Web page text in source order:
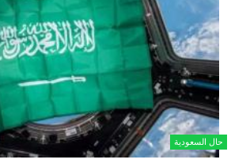
حال السعودية